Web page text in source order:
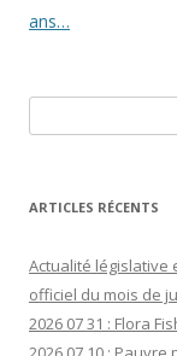
ans…
ARTICLES RÉCENTS
Actualité législative
officiel du mois de
2026 07 31 : Flora